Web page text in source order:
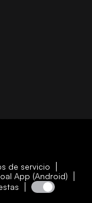
de servicio
App (Android)